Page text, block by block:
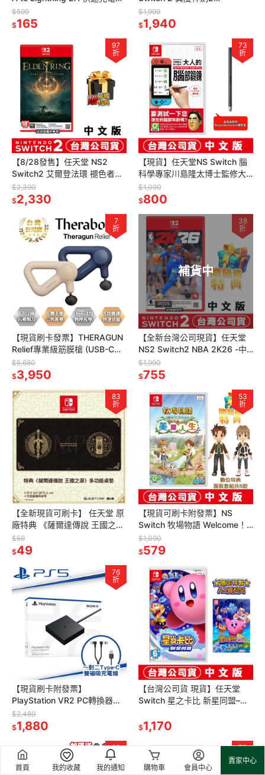
首頁 我的收藏 我的通知 購物車 會員中心
賣家中心
100cm E8101
$599
$165
Xenoblade 2-中文版[夢遊館]
$1,999
$1,940
97
折
【8/28發售】任天堂 NS2
Switch2 艾爾登法環 褪色者版-
中文版(鑰匙卡)[夢遊館]黃金樹
幽影 伊迪斯騎士
$2,390
$2,330
73
折
【現貨】任天堂NS Switch 腦
科學專家川島隆太博士監修大
人的Nintendo Switch腦部/腦
力鍛鍊-中文版
$1,090
$800
7
折
【現貨刷卡發票】THERAGUN
Relief專業級筋膜槍 (USB-C充
電/3款按摩頭/10mm振幅)
$5,680
$3,950
補貨中
38
折
【全新台灣公司現貨】任天堂
NS2 Switch2 NBA 2K26 -中
文版 (鑰匙卡) ●加碼送隨機遊
戲特典
$1,990
$755
83
折
【全新現貨可刷卡】 任天堂 原
廠特典 《薩爾達傳說 王國之淚
》多功能 桌墊 鎖匙包
$59
$49
53
折
【現貨可刷卡附發票】NS
Switch 牧場物語 Welcome！
美麗人生 -中文版 [夢遊館]
$1,090
$579
76
折
【現貨刷卡附發票】
PlayStation VR2 PC轉換器
CFI-ZVP1T+DOBE TypeC 雙
磁吸線
$2,480
$1,880
【台灣公司貨 現貨】任天堂
Switch 星之卡比 新星同盟–中
$1,170
98
折
78
折